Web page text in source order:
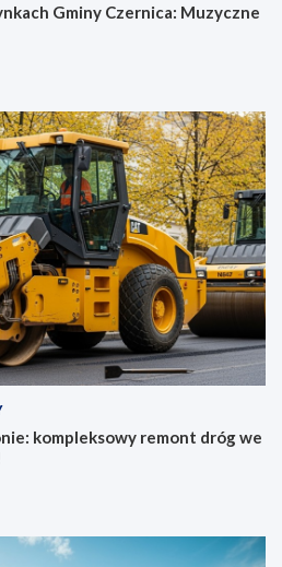
Gminy Czernica: Muzyczne
kompleksowy remont dróg we